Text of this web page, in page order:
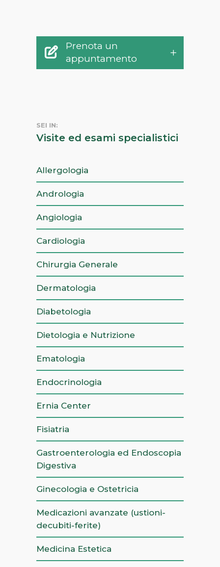
Prenota un
appuntamento
SEI IN:
Visite ed esami specialistici
Allergologia
Andrologia
Angiologia
Cardiologia
Chirurgia Generale
Dermatologia
Diabetologia
Dietologia e Nutrizione
Ematologia
Endocrinologia
Ernia Center
Fisiatria
Gastroenterologia ed Endoscopia
Digestiva
Ginecologia e Ostetricia
Medicazioni avanzate (ustioni-
decubiti-ferite)
Medicina Estetica